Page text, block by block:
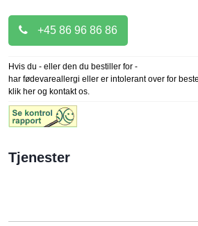
+45 86 96 86 86
Hvis du - eller den du bestiller for -
har fødevareallergi eller er intolerant over for
klik her og kontakt os.
Tjenester